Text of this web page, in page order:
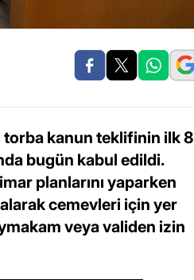
torba kanun teklifinin ilk 8
bugün kabul edildi.
planlarını yaparken
cemevleri için yer
veya validen izin